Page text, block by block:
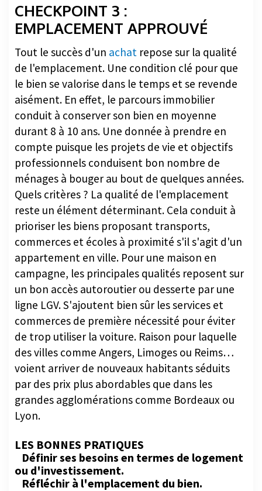
CHECKPOINT 3 :
EMPLACEMENT APPROUVÉ
Tout le succès d'un achat repose sur la qualité
de l'emplacement. Une condition clé pour que
le bien se valorise dans le temps et se revende
aisément. En effet, le parcours immobilier
conduit à conserver son bien en moyenne
durant 8 à 10 ans. Une donnée à prendre en
compte puisque les projets de vie et objectifs
professionnels conduisent bon nombre de
ménages à bouger au bout de quelques années.
Quels critères ? La qualité de l'emplacement
reste un élément déterminant. Cela conduit à
prioriser les biens proposant transports,
commerces et écoles à proximité s'il s'agit d'un
appartement en ville. Pour une maison en
campagne, les principales qualités reposent sur
un bon accès autoroutier ou desserte par une
ligne LGV. S'ajoutent bien sûr les services et
commerces de première nécessité pour éviter
de trop utiliser la voiture. Raison pour laquelle
des villes comme Angers, Limoges ou Reims…
voient arriver de nouveaux habitants séduits
par des prix plus abordables que dans les
grandes agglomérations comme Bordeaux ou
Lyon.
LES BONNES PRATIQUES
Définir ses besoins en termes de logement
ou d'investissement.
Réfléchir à l'emplacement du bien.